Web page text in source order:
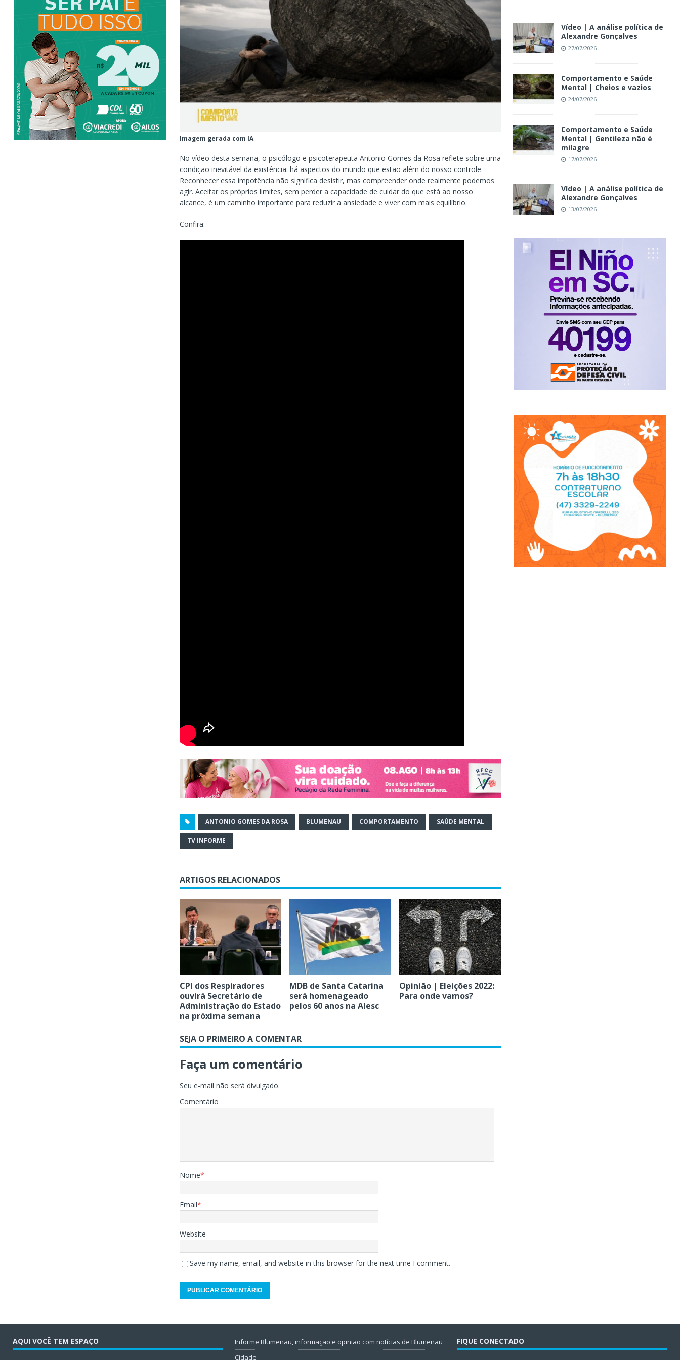
Imagem gerada com IA
No vídeo desta semana, o psicólogo e psicoterapeuta Antonio Gomes da Rosa reflete sobre uma
condição inevitável da existência: há aspectos do mundo que estão além do nosso controle.
Reconhecer essa impotência não significa desistir, mas compreender onde realmente podemos
agir. Aceitar os próprios limites, sem perder a capacidade de cuidar do que está ao nosso
alcance, é um caminho importante para reduzir a ansiedade e viver com mais equilíbrio.
Confira:
ANTONIO GOMES DA ROSA BLUMENAU COMPORTAMENTO SAÚDE MENTAL
TV INFORME
ARTIGOS RELACIONADOS
CPI dos Respiradores
ouvirá Secretário de
Administração do Estado
na próxima semana
MDB de Santa Catarina
será homenageado
pelos 60 anos na Alesc
Opinião | Eleições 2022:
Para onde vamos?
SEJA O PRIMEIRO A COMENTAR
Faça um comentário
Seu e-mail não será divulgado.
Comentário
Nome*
Email*
Website
Save my name, email, and website in this browser for the next time I comment.
Vídeo | A análise política de
Alexandre Gonçalves
27/07/2026
Comportamento e Saúde
Mental | Cheios e vazios
24/07/2026
Comportamento e Saúde
Mental | Gentileza não é
milagre
17/07/2026
Vídeo | A análise política de
Alexandre Gonçalves
13/07/2026
AQUI VOCÊ TEM ESPAÇO
Informe Blumenau, informação e opinião com notícias de Blumenau
Cidade
FIQUE CONECTADO